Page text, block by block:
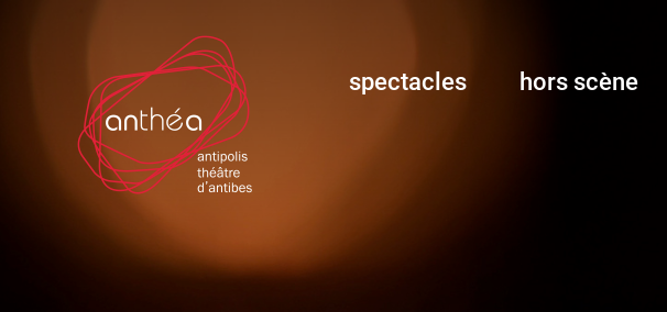
spectacles hors scène